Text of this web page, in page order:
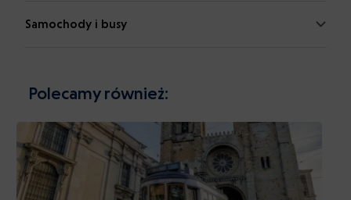
Samochody i busy
Polecamy również: